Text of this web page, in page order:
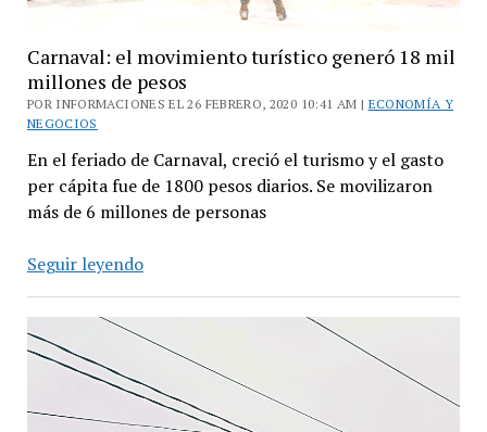
Carnaval: el movimiento turístico generó 18 mil
millones de pesos
POR INFORMACIONES EL 26 FEBRERO, 2020 10:41 AM | ECONOMÍA Y
NEGOCIOS
En el feriado de Carnaval, creció el turismo y el gasto
per cápita fue de 1800 pesos diarios. Se movilizaron
más de 6 millones de personas
Seguir leyendoCarnaval:
movimiento
turístico
generó
18
mil